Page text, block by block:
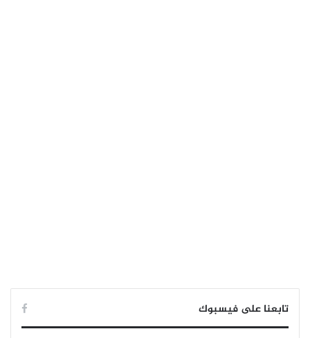
تابعنا على فيسبوك